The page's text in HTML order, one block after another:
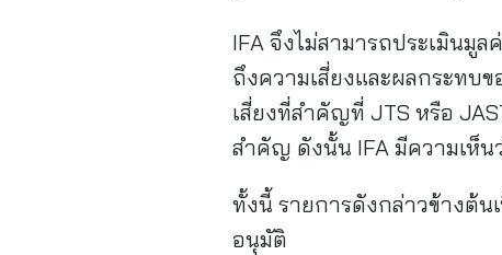
IFA จึงไม่สามารถประเมินมู
ถึงความเสี่ยงและผลกระทบ
เสี่ยงที่สำคัญที่ JTS หรือ
สำคัญ ดังนั้น IFA มีความเห็
ทั้งนี้ รายการดังกล่าวข้างต้น
อนุมัติ